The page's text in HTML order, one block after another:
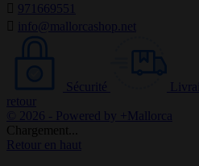
971669551
info@mallorcashop.net
Sécurité
retour
© 2026 - Powered by +Mallorca
Chargement...
Retour en haut